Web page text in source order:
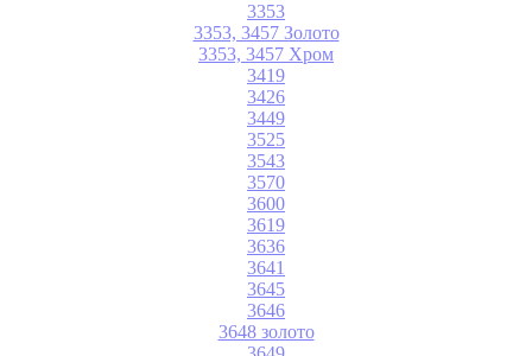
3353
3353, 3457 Золото
3353, 3457 Хром
3419
3426
3449
3525
3543
3570
3600
3619
3636
3641
3645
3646
3648 золото